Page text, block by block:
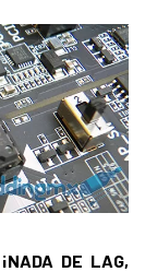
¡NADA DE LAG,